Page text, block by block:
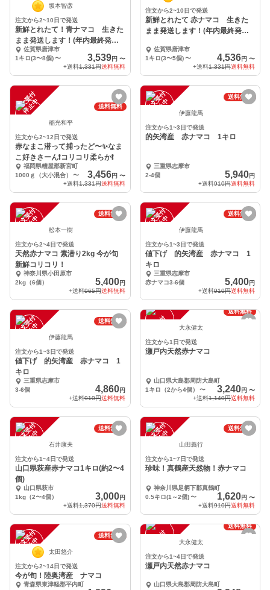
坂本智彦
注文から2~10日で発送
新鮮とれたて！青ナマコ 生きた
まま発送します！(年内最終発送
日12/29に発送)
佐賀県唐津市
1キロ(3〜8個)〜 3,539円 〜
+送料1,331円送料無料
注文から2~10日で発送
新鮮とれたて 赤ナマコ 生きた
まま発送します！(年内最終発送
佐賀県唐津市
1キロ(3〜5個) 〜 4,536円 〜
+送料1,331円送料無料
注
文
受
付
停
止
中 送料無料
稲光和平
注文から2~12日で発送
赤なまこ潜って捕ったど〜✨なま
こ好きさーん❗コリコリ柔らか❗
福岡県糟屋郡新宮町
1000ｇ（大小混合）
〜 3,456円 〜
+送料1,331円送料無料
注
文
受
付
停
止
中
送料無料
伊藤龍馬
注文から1~3日で発送
的矢湾産 赤ナマコ 1キロ
三重県志摩市
2-4個
5,940円
+送料910円送料無料
注
文
受
付
停
止
中
送料無料
松本一樹
注文から2~4日で発送
天然赤ナマコ 素潜り2kg 今が旬
新鮮コリコリ！
神奈川県小田原市
2kg（6個）
5,400円
+送料965円送料無料
注
文
受
付
停
止
中
送料無料
伊藤龍馬
注文から1~3日で発送
値下げ 的矢湾産 赤ナマコ 1
キロ
三重県志摩市
赤ナマコ3-6個
5,400円
+送料910円送料無料
注
文
受
付
停
止
中
送料無料
伊藤龍馬
注文から1~3日で発送
値下げ 的矢湾産 赤ナマコ 1
キロ
三重県志摩市
3-6個
4,860円
+送料910円送料無料
注
文
受
付
停
止
送料無料
大永健太
注文から1日で発送
瀬戸内天然赤ナマコ
山口県大島郡周防大島町
1キロ（2から4個）
〜 3,240円 〜
+送料1,140円送料無料
注
文
受
付
停
止
中
送料無料
石井康夫
注文から1~4日で発送
山口県萩産赤ナマコ1キロ(約2〜4
個)
山口県萩市
1kg（2〜4個）
3,000円
+送料1,370円送料無料
注
文
受
付
停
止
中
送料無料
山田義行
注文から1~7日で発送
珍味！真鶴産天然物！赤ナマコ
神奈川県足柄下郡真鶴町
0.5キロ(1～2個) 〜 1,620円 〜
+送料910円送料無料
注
文
受
付
停
止
中
送料無料
太田悠介
注文から2~14日で発送
今が旬！陸奥湾産 ナマコ
青森県東津軽郡平内町
注
文
受
付
停
止
送料無料
大永健太
注文から1~4日で発送
瀬戸内天然赤ナマコ
山口県大島郡周防大島町